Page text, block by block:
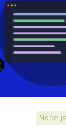
Node.js